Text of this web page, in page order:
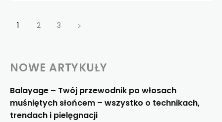
1 2 3
NOWE ARTYKUŁY
Balayage – Twój przewodnik po włosach
muśniętych słońcem – wszystko o technikach,
trendach i pielęgnacji